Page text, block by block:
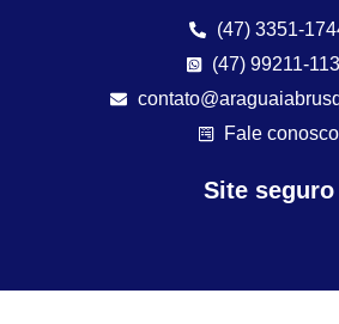
(47) 3351-
(47) 99211-
Fale conosco
Site seguro